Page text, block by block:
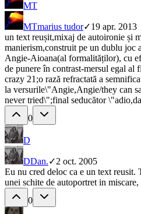
MT
MTmarius tudor✓19 apr. 2013
un text reușit,mixaj de autoironie și
manierism,construit pe un dublu joc
Angie-Aioana(al formalităților), cu
de punere în contrast-mersul egal al
crazy 21;o rază refractată a
la versurile\"Angie,Angie/they can
never tried\";final seducător
0
D
DDan.✓2 oct. 2005
Eu nu cred deloc ca e un text reusit.
unei schite de autoportret in
0